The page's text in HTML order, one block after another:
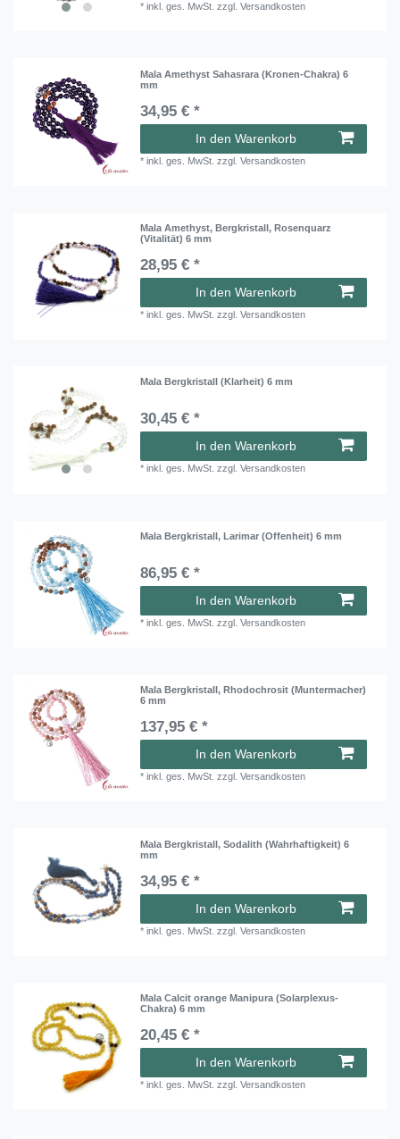
*inkl. ges. MwSt. zzgl.Versandkosten
Mala Amethyst Sahasrara (Kronen-Chakra) 6
mm
34,95 € *
In den Warenkorb
*inkl. ges. MwSt. zzgl.Versandkosten
Mala Amethyst, Bergkristall, Rosenquarz
(Vitalität) 6 mm
28,95 € *
In den Warenkorb
*inkl. ges. MwSt. zzgl.Versandkosten
Mala Bergkristall (Klarheit) 6 mm
30,45 € *
In den Warenkorb
*inkl. ges. MwSt. zzgl.Versandkosten
Mala Bergkristall, Larimar (Offenheit) 6 mm
86,95 € *
In den Warenkorb
*inkl. ges. MwSt. zzgl.Versandkosten
Mala Bergkristall, Rhodochrosit (Muntermacher)
6 mm
137,95 € *
In den Warenkorb
*inkl. ges. MwSt. zzgl.Versandkosten
Mala Bergkristall, Sodalith (Wahrhaftigkeit) 6
mm
34,95 € *
In den Warenkorb
*inkl. ges. MwSt. zzgl.Versandkosten
Mala Calcit orange Manipura (Solarplexus-
Chakra) 6 mm
20,45 € *
In den Warenkorb
*inkl. ges. MwSt. zzgl.Versandkosten